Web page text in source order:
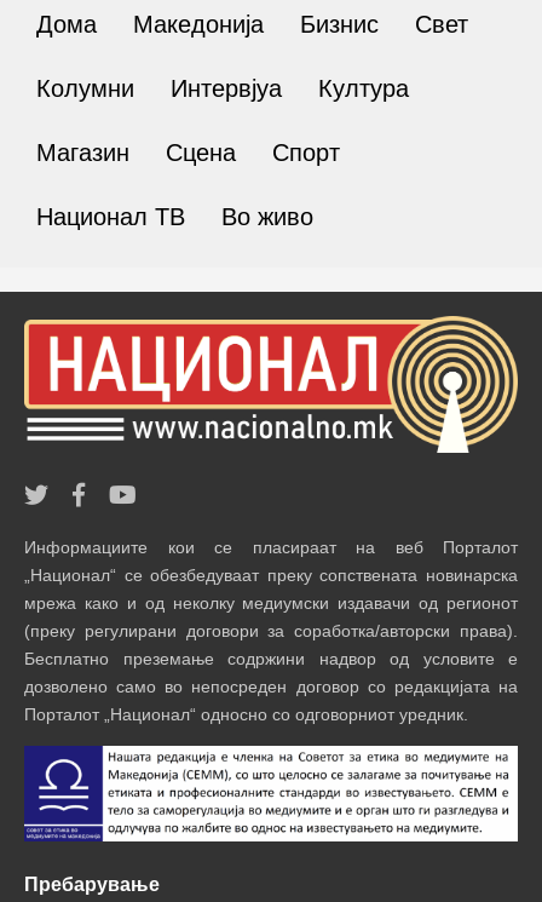
Дома Македонија Бизнис Свет
Колумни Интервјуа Култура
Магазин Сцена Спорт
Национал ТВ Во живо
Информациите кои се пласираат на веб Порталот
„Национал“ се обезбедуваат преку сопствената новинарска
мрежа како и од неколку медиумски издавачи од регионот
(преку регулирани договори за соработка/авторски права).
Бесплатно преземање содржини надвор од условите е
дозволено само во непосреден договор со редакцијата на
Порталот „Национал“ односно со одговорниот уредник.
Пребарување